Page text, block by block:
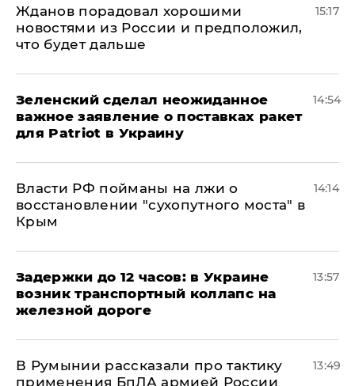
Жданов порадовал хорошими
новостями из России и предположил,
что будет дальше
15:17
Зеленский сделал неожиданное
важное заявление о поставках ракет
для Patriot в Украину
14:54
Власти РФ пойманы на лжи о
восстановлении "сухопутного моста" в
Крым
14:14
Задержки до 12 часов: в Украине
возник транспортный коллапс на
железной дороге
13:57
В Румынии рассказали про тактику
применения БпЛА армией России
13:49